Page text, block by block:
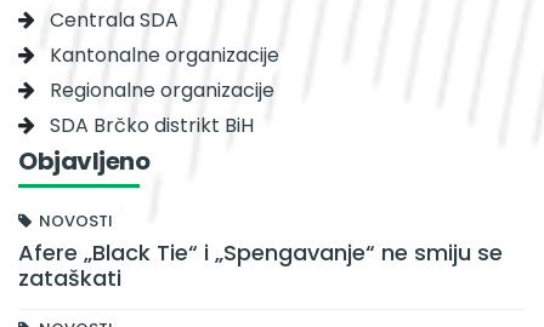
Centrala SDA
Kantonalne organizacije
Regionalne organizacije
SDA Brčko distrikt BiH
Objavljeno
NOVOSTI
Afere „Black Tie“ i „Spengavanje“ ne smiju se
zataškati